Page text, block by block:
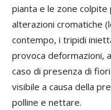
pianta e le zone
alterazioni cromatiche
contempo, i tripidi
provoca deformazioni,
caso di presenza di
visibile a causa della
polline e nettare.